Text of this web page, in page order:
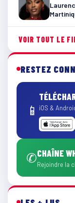
VOIR TOUT LE
RESTEZ
📱 iOS &
✆CHAÎNE
Rejoindre la